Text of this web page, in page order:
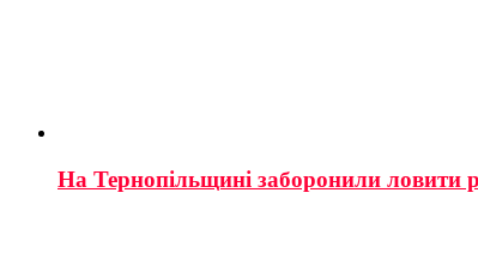
На Тернопільщині заборонили ловити